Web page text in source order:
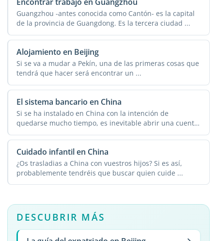
Guangzhou -antes conocida como Cantón- es la capital
de la provincia de Guangdong. Es la tercera ciudad ...
Alojamiento en Beijing
Si se va a mudar a Pekín, una de las primeras cosas que
tendrá que hacer será encontrar un ...
El sistema bancario en China
Si se ha instalado en China con la intención de
quedarse mucho tiempo, es inevitable abrir una cuenta
...
Cuidado infantil en China
¿Os trasladias a China con vuestros hijos? Si es así,
probablemente tendréis que buscar quien cuide ...
DESCUBRIR MÁS